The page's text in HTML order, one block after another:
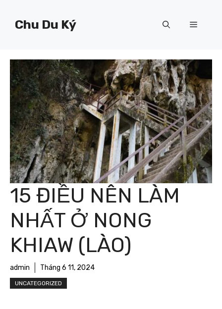
Chu Du Ký Menu
15 ĐIỀU NÊN LÀM
NHẤT Ở NONG
KHIAW (LÀO)
admin Tháng 6 11, 2024
UNCATEGORIZED